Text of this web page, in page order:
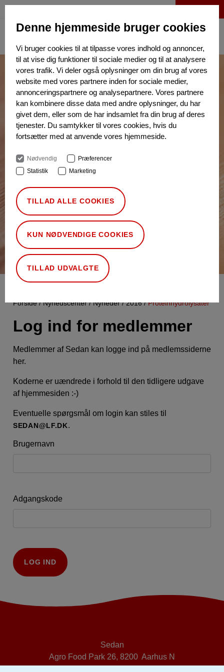
Denne hjemmeside bruger cookies
Vi bruger cookies til at tilpasse vores indhold og annoncer,
til at vise dig funktioner til sociale medier og til at analysere
vores trafik. Vi deler også oplysninger om din brug af vores
website med vores partnere inden for sociale medier,
annonceringspartnere og analysepartnere. Vores partnere
kan kombinere disse data med andre oplysninger, du har
givet dem, eller som de har indsamlet fra din brug af deres
tjenester. Du samtykker til vores cookies, hvis du
fortsætter med at anvende vores hjemmeside.
Nødvendig
Præferencer
Statistik
Marketing
TILLAD ALLE COOKIES
KUN NØDVENDIGE COOKIES
TILLAD UDVALGTE
Forside Nyhedscenter Nyheder 2016 Proteinhydrolysater
Log ind for medlemmer
Medlemmer af Sedan kan logge ind på medlemssiderne
her.
Koderne er uændrede i forhold til den tidligere udgave
af hjemmesiden :-)
Eventuelle spørgsmål om login kan stiles til
SEDAN@LF.DK.
Brugernavn
Adgangskode
LOG IND
Sedan
Agro Food Park 26, 8200 Aarhus N